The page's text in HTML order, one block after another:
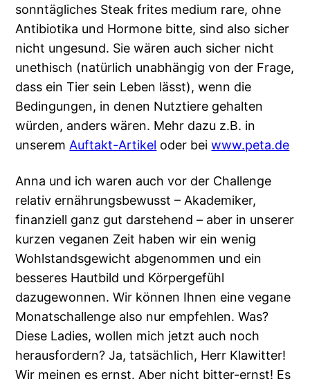
sonntägliches Steak frites medium rare, ohne
Antibiotika und Hormone bitte, sind also sicher
nicht ungesund. Sie wären auch sicher nicht
unethisch (natürlich unabhängig von der Frage,
dass ein Tier sein Leben lässt), wenn die
Bedingungen, in denen Nutztiere gehalten
würden, anders wären. Mehr dazu z.B. in
unseremAuftakt-Artikel oder beiwww.peta.de
Anna und ich waren auch vor der Challenge
relativ ernährungsbewusst – Akademiker,
finanziell ganz gut darstehend – aber in unserer
kurzen veganen Zeit haben wir ein wenig
Wohlstandsgewicht abgenommen und ein
besseres Hautbild und Körpergefühl
dazugewonnen. Wir können Ihnen eine vegane
Monatschallenge also nur empfehlen. Was?
Diese Ladies, wollen mich jetzt auch noch
herausfordern? Ja, tatsächlich, Herr Klawitter!
Wir meinen es ernst. Aber nicht bitter-ernst! Es